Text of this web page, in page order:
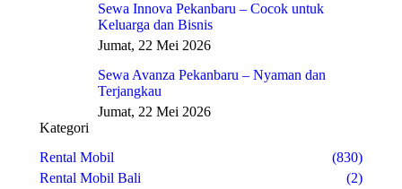
Sewa Innova Pekanbaru – Cocok untuk
Keluarga dan Bisnis
Jumat, 22 Mei 2026
Sewa Avanza Pekanbaru – Nyaman dan
Terjangkau
Jumat, 22 Mei 2026
Kategori
Rental Mobil
(830)
Rental Mobil Bali
(2)